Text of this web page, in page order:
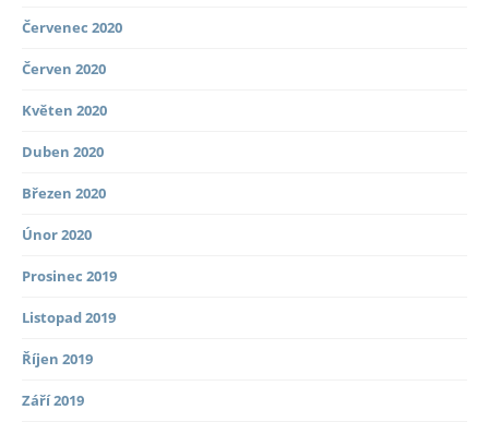
Červenec 2020
Červen 2020
Květen 2020
Duben 2020
Březen 2020
Únor 2020
Prosinec 2019
Listopad 2019
Říjen 2019
Září 2019